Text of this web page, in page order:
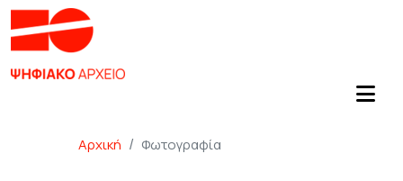
Αρχική Φωτογραφία